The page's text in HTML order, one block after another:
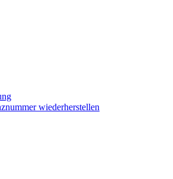
wiederherstellen